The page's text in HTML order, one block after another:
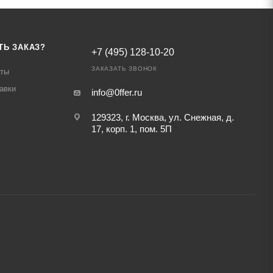
ЗАКАЗ? +7 (495) 128-10-20
ЗАКАЗАТЬ ЗВОНОК
info@0ffer.ru
129323, г. Москва, ул. Снежная, д.
17, корп. 1, пом. 5П